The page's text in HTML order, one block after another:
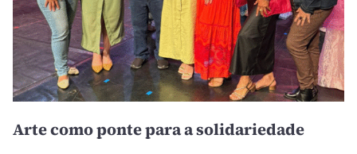
Arte como ponte para a solidariedade